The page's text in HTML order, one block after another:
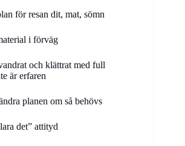
för resan dit, mat, sömn
i förväg
och klättrat med full
är erfaren
planen om så behövs
det” attityd